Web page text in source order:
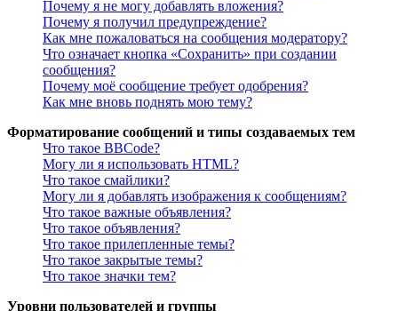
Почему я не могу добавлять вложения?
Почему я получил предупреждение?
Как мне пожаловаться на сообщения модератору?
Что означает кнопка «Сохранить» при создании
сообщения?
Почему моё сообщение требует одобрения?
Как мне вновь поднять мою тему?
Форматирование сообщений и типы создаваемых тем
Что такое BBCode?
Могу ли я использовать HTML?
Что такое смайлики?
Могу ли я добавлять изображения к сообщениям?
Что такое важные объявления?
Что такое объявления?
Что такое прилепленные темы?
Что такое закрытые темы?
Что такое значки тем?
Уровни пользователей и группы